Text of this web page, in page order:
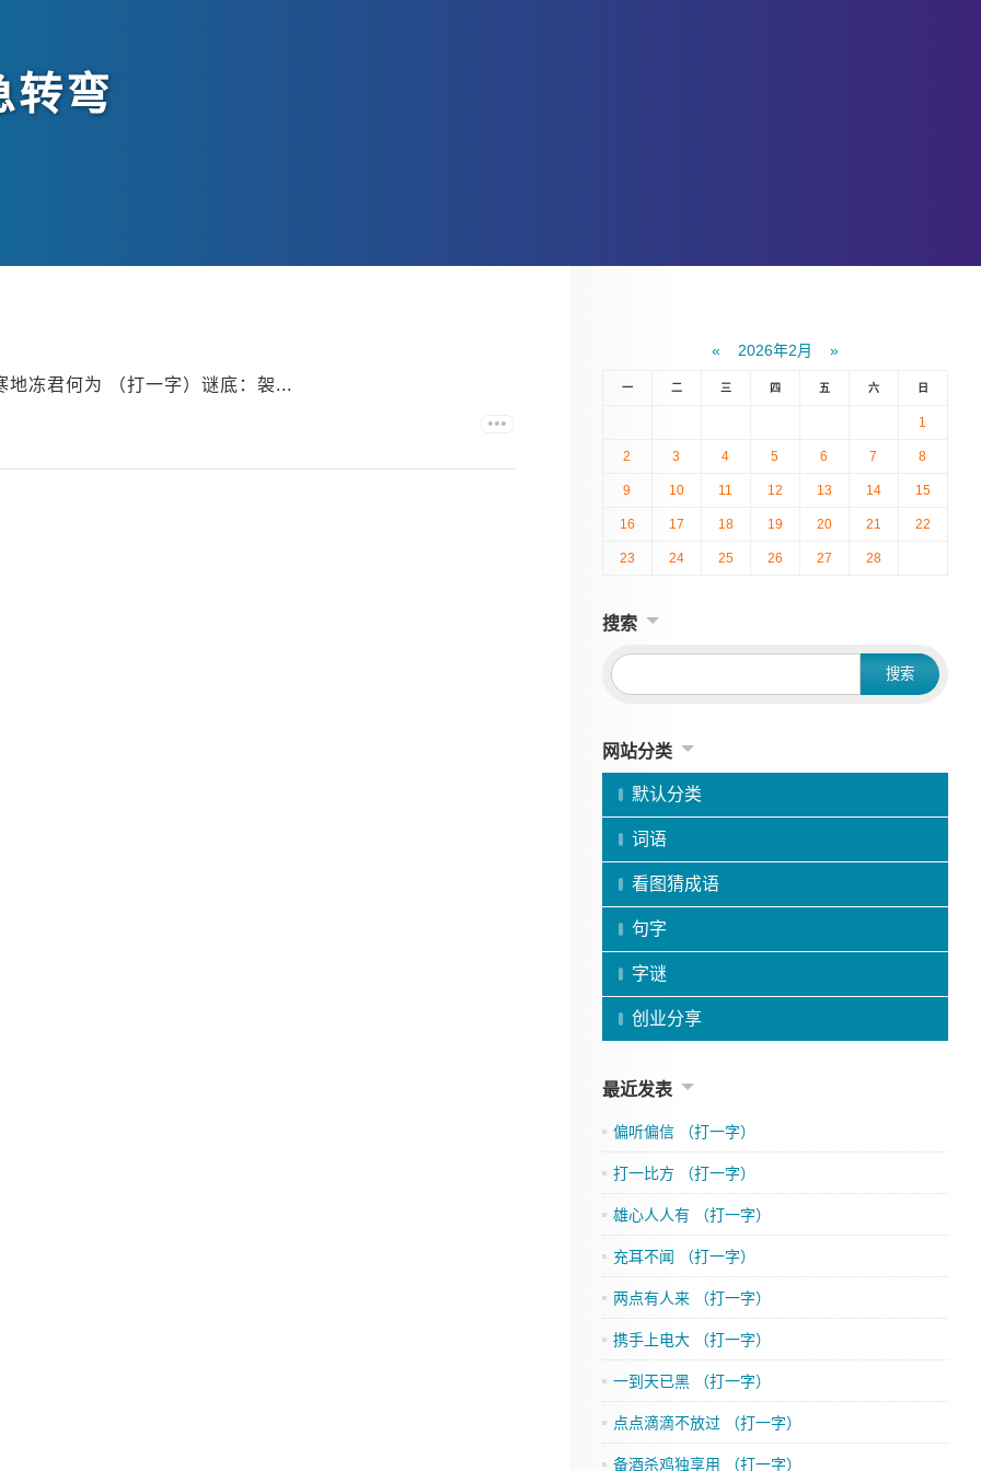
转弯
地冻君何为 （打一字）谜底：袈...
« 2026年2月 »
一 二 三 四 五 六 日
1
2 3 4 5 6 7 8
9 10 11 12 13 14 15
16 17 18 19 20 21 22
23 24 25 26 27 28
搜索
网站分类
默认分类
词语
看图猜成语
句字
字谜
创业分享
最近发表
偏听偏信 （打一字）
打一比方 （打一字）
雄心人人有 （打一字）
充耳不闻 （打一字）
两点有人来 （打一字）
携手上电大 （打一字）
一到天已黑 （打一字）
点点滴滴不放过 （打一字）
备酒杀鸡独享用 （打一字）